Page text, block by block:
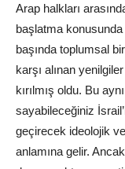
Arap halkları
başlatma konusunda
başında toplumsal
karşı alınan
kırılmış oldu. Bu
sayabileceğiniz
geçirecek ideolojik
anlamına gelir.